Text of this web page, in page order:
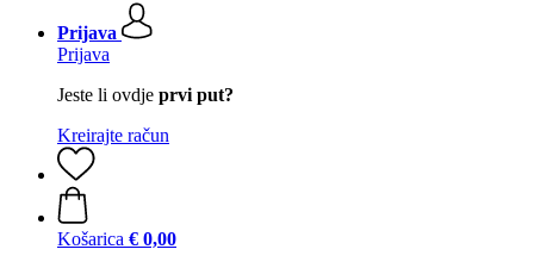
Prijava
Prijava
Jeste li ovdje prvi put?
Kreirajte račun
Košarica € 0,00